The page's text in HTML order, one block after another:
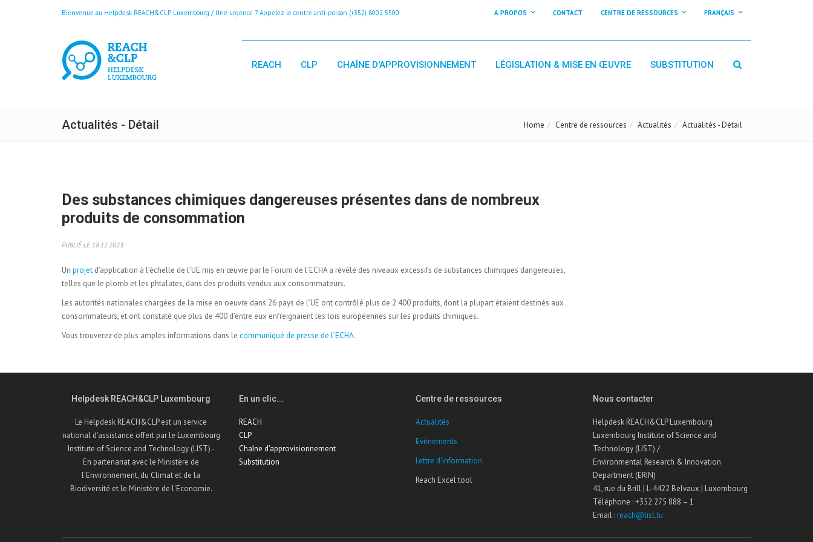
Bienvenue au Helpdesk REACH&CLP Luxembourg / Une urgence ? Appelez le centre anti-poison (+352) 8002 5500 A PROPOS CONTACT CENTRE DE RESSOURCES FRANÇAIS
REACH CLP CHAÎNE D'APPROVISIONNEMENT LÉGISLATION & MISE EN ŒUVRE SUBSTITUTION
Actualités - Détail Home Centre de ressources Actualités Actualités - Détail
Des substances chimiques dangereuses présentes dans de nombreux
produits de consommation
PUBLIÉ LE 18.12.2023
Un projet d’application à l’échelle de l’UE mis en œuvre par le Forum de l’ECHA a révélé des niveaux excessifs de substances chimiques dangereuses,
telles que le plomb et les phtalates, dans des produits vendus aux consommateurs.
Les autorités nationales chargées de la mise en oeuvre dans 26 pays de l’UE ont contrôlé plus de 2 400 produits, dont la plupart étaient destinés aux
consommateurs, et ont constaté que plus de 400 d’entre eux enfreignaient les lois européennes sur les produits chimiques.
Vous trouverez de plus amples informations dans le communiqué de presse de l’ECHA.
Helpdesk REACH&CLP Luxembourg
Le Helpdesk REACH&CLP est un service
national d'assistance offert par le Luxembourg
Institute of Science and Technology (LIST) -
En partenariat avec le Ministère de
l'Environnement, du Climat et de la
Biodiversité et le Ministère de l'Economie.
En un clic...
REACH
CLP
Chaîne d'approvisionnement
Substitution
Centre de ressources
Actualités
Evénements
Lettre d'information
Reach Excel tool
Nous contacter
Helpdesk REACH&CLP Luxembourg
Luxembourg Institute of Science and
Technology (LIST) /
Environmental Research & Innovation
Department (ERIN)
41, rue du Brill | L-4422 Belvaux | Luxembourg
Téléphone : +352 275 888 – 1
Email : reach@list.lu